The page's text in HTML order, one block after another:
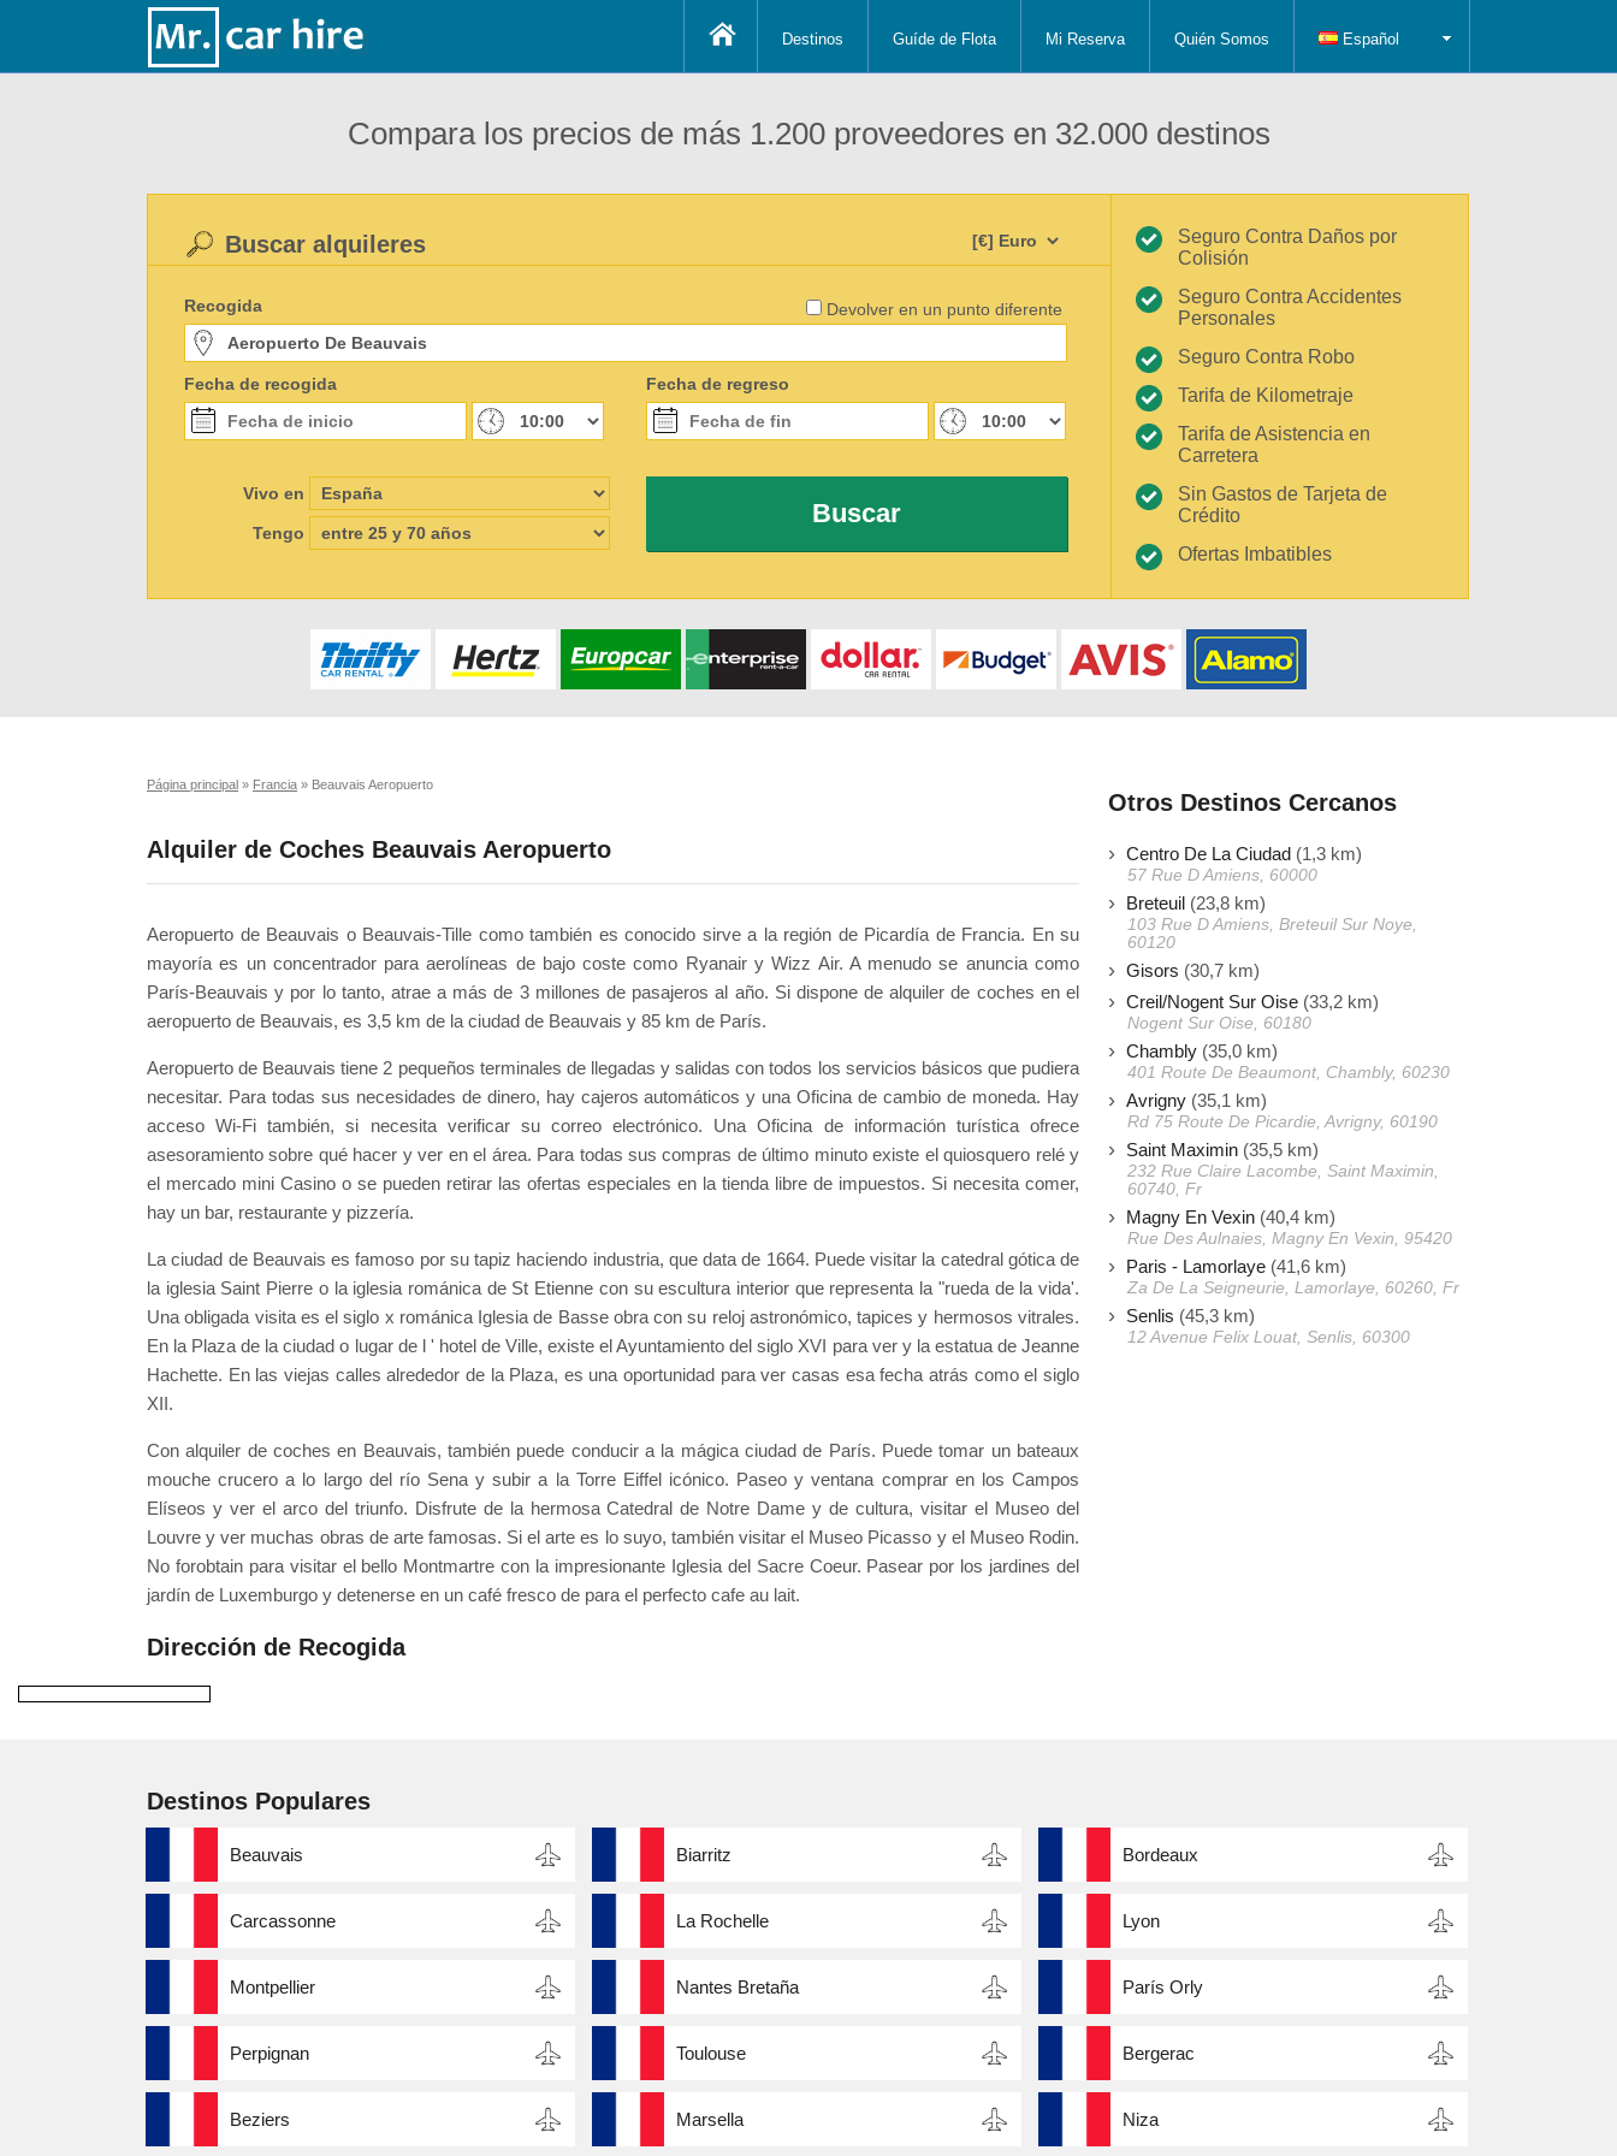
Destinos Guíde de Flota Mi Reserva Quién Somos Español
Compara los precios de más 1.200 proveedores en 32.000 destinos
Devolver en un punto diferente
Buscar alquileres
Recogida
Fecha de recogida Fecha de regreso
Vivo en
Tengo
Buscar
Seguro Contra Daños por
Colisión
Seguro Contra Accidentes
Personales
Seguro Contra Robo
Tarifa de Kilometraje
Tarifa de Asistencia en
Carretera
Sin Gastos de Tarjeta de
Crédito
Ofertas Imbatibles
Página principal » Francia » Beauvais Aeropuerto
Alquiler de Coches Beauvais Aeropuerto
Aeropuerto de Beauvais o Beauvais-Tille como también es conocido sirve a la región de Picardía de Francia. En su
mayoría es un concentrador para aerolíneas de bajo coste como Ryanair y Wizz Air. A menudo se anuncia como
París-Beauvais y por lo tanto, atrae a más de 3 millones de pasajeros al año. Si dispone de alquiler de coches en el
aeropuerto de Beauvais, es 3,5 km de la ciudad de Beauvais y 85 km de París.
Aeropuerto de Beauvais tiene 2 pequeños terminales de llegadas y salidas con todos los servicios básicos que pudiera
necesitar. Para todas sus necesidades de dinero, hay cajeros automáticos y una Oficina de cambio de moneda. Hay
acceso Wi-Fi también, si necesita verificar su correo electrónico. Una Oficina de información turística ofrece
asesoramiento sobre qué hacer y ver en el área. Para todas sus compras de último minuto existe el quiosquero relé y
el mercado mini Casino o se pueden retirar las ofertas especiales en la tienda libre de impuestos. Si necesita comer,
hay un bar, restaurante y pizzería.
La ciudad de Beauvais es famoso por su tapiz haciendo industria, que data de 1664. Puede visitar la catedral gótica de
la iglesia Saint Pierre o la iglesia románica de St Etienne con su escultura interior que representa la "rueda de la vida'.
Una obligada visita es el siglo x románica Iglesia de Basse obra con su reloj astronómico, tapices y hermosos vitrales.
En la Plaza de la ciudad o lugar de l ' hotel de Ville, existe el Ayuntamiento del siglo XVI para ver y la estatua de Jeanne
Hachette. En las viejas calles alrededor de la Plaza, es una oportunidad para ver casas esa fecha atrás como el siglo
XII.
Con alquiler de coches en Beauvais, también puede conducir a la mágica ciudad de París. Puede tomar un bateaux
mouche crucero a lo largo del río Sena y subir a la Torre Eiffel icónico. Paseo y ventana comprar en los Campos
Elíseos y ver el arco del triunfo. Disfrute de la hermosa Catedral de Notre Dame y de cultura, visitar el Museo del
Louvre y ver muchas obras de arte famosas. Si el arte es lo suyo, también visitar el Museo Picasso y el Museo Rodin.
No forobtain para visitar el bello Montmartre con la impresionante Iglesia del Sacre Coeur. Pasear por los jardines del
jardín de Luxemburgo y detenerse en un café fresco de para el perfecto cafe au lait.
Dirección de Recogida
Otros Destinos Cercanos
Centro De La Ciudad (1,3 km)
57 Rue D Amiens, 60000
Breteuil (23,8 km)
103 Rue D Amiens, Breteuil Sur Noye,
60120
Gisors (30,7 km)
Creil/Nogent Sur Oise (33,2 km)
Nogent Sur Oise, 60180
Chambly (35,0 km)
401 Route De Beaumont, Chambly, 60230
Avrigny (35,1 km)
Rd 75 Route De Picardie, Avrigny, 60190
Saint Maximin (35,5 km)
232 Rue Claire Lacombe, Saint Maximin,
60740, Fr
Magny En Vexin (40,4 km)
Rue Des Aulnaies, Magny En Vexin, 95420
Paris - Lamorlaye (41,6 km)
Za De La Seigneurie, Lamorlaye, 60260, Fr
Senlis (45,3 km)
12 Avenue Felix Louat, Senlis, 60300
Destinos Populares
Beauvais Biarritz Bordeaux
Carcassonne La Rochelle Lyon
Montpellier Nantes Bretaña París Orly
Perpignan Toulouse Bergerac
Beziers Marsella Niza